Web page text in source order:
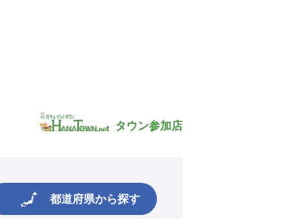
タウン参加店
都道府県から探す